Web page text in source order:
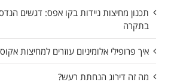
תכנון מחיצות ניידות בקו אפס: דגשים
בתקרה
איך פרופילי אלומיניום עוזרים למחיצות
מה זה דירוג הנחתת רעש?